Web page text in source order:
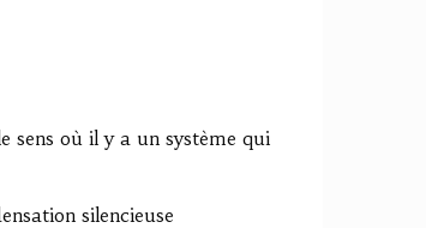
sens où il y a un système qui
silencieuse